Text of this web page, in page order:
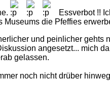
Essverbot !!
Museums die Pfeffies
und peinlicher gehts
angesetzt... mich
gelassen.
noch nicht drüber hinweg